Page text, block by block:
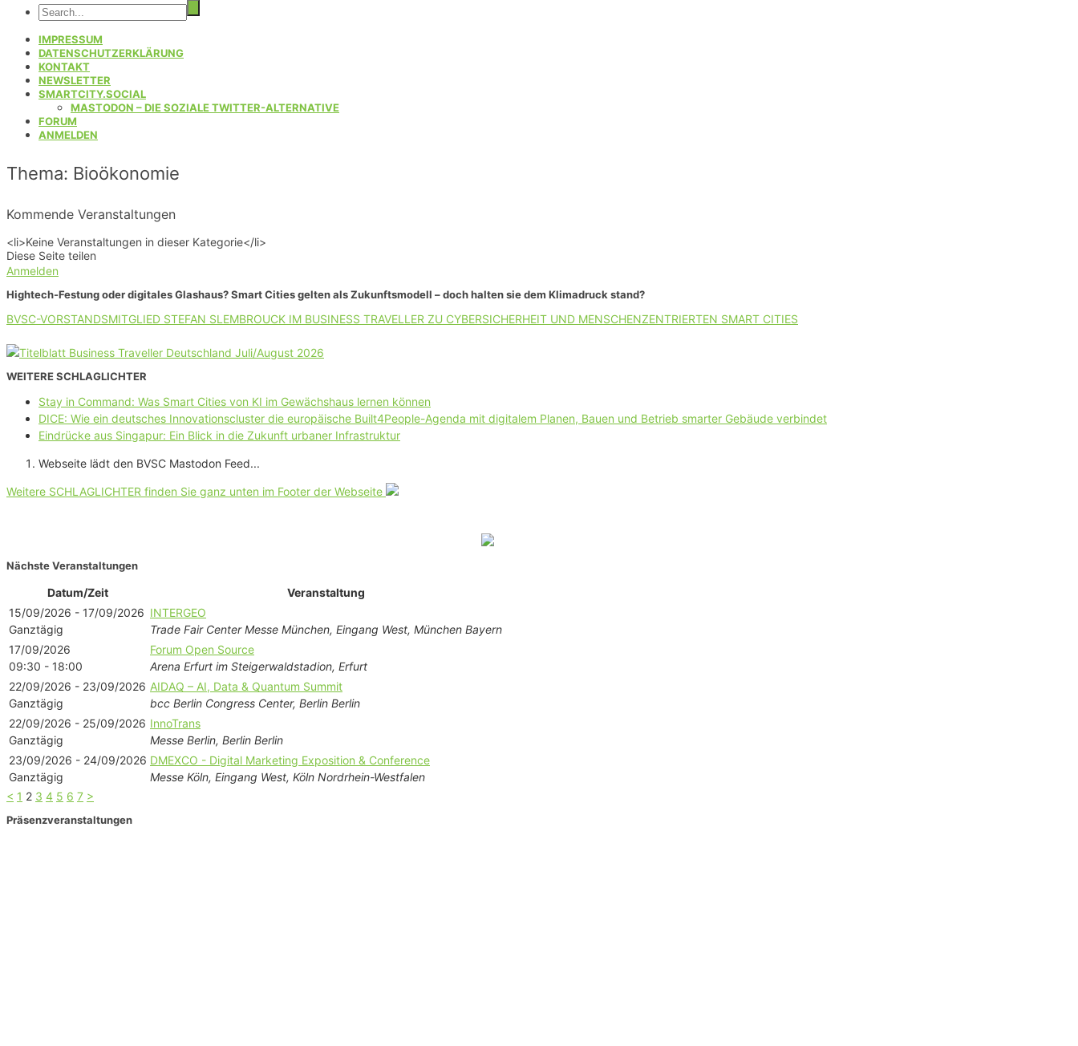
IMPRESSUM
DATENSCHUTZERKLÄRUNG
KONTAKT
NEWSLETTER
SMARTCITY.SOCIAL
MASTODON – DIE SOZIALE TWITTER-ALTERNATIVE
FORUM
ANMELDEN
Thema: Bioökonomie
Kommende Veranstaltungen
<li>Keine Veranstaltungen in dieser Kategorie</li>
Diese Seite teilen
Anmelden
Hightech-Festung oder digitales Glashaus? Smart Cities gelten als Zukunftsmodell – doch halten sie dem Klimadruck stand?
BVSC-VORSTANDSMITGLIED STEFAN SLEMBROUCK IM BUSINESS TRAVELLER ZU CYBERSICHERHEIT UND MENSCHENZENTRIERTEN SMART CITIES
WEITERE SCHLAGLICHTER
Stay in Command: Was Smart Cities von KI im Gewächshaus lernen können
DICE: Wie ein deutsches Innovationscluster die europäische Built4People-Agenda mit digitalem Planen, Bauen und Betrieb smarter Gebäude verbindet
Eindrücke aus Singapur: Ein Blick in die Zukunft urbaner Infrastruktur
Webseite lädt den BVSC Mastodon Feed...
Weitere SCHLAGLICHTER finden Sie ganz unten im Footer der Webseite
Nächste Veranstaltungen
Datum/Zeit
Veranstaltung
15/09/2026 - 17/09/2026
Ganztägig
INTERGEO
Trade Fair Center Messe München, Eingang West, München Bayern
17/09/2026
09:30 - 18:00
Forum Open Source
Arena Erfurt im Steigerwaldstadion, Erfurt
22/09/2026 - 23/09/2026
Ganztägig
AIDAQ – AI, Data & Quantum Summit
bcc Berlin Congress Center, Berlin Berlin
22/09/2026 - 25/09/2026
Ganztägig
InnoTrans
Messe Berlin, Berlin Berlin
23/09/2026 - 24/09/2026
Ganztägig
DMEXCO - Digital Marketing Exposition & Conference
Messe Köln, Eingang West, Köln Nordrhein-Westfalen
< 1 2 3 4 5 6 7 >
Präsenzveranstaltungen